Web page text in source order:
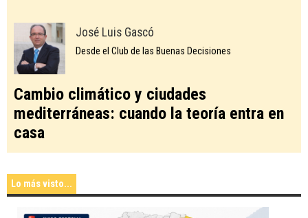
José Luis Gascó
Desde el Club de las Buenas Decisiones
Cambio climático y ciudades
mediterráneas: cuando la teoría entra en
casa
Lo más visto...